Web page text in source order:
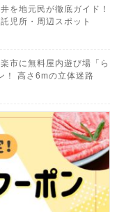
を地元民が徹底ガイド！
児所・周辺スポット
市に無料屋内遊び場「ら
！ 高さ6mの立体迷路